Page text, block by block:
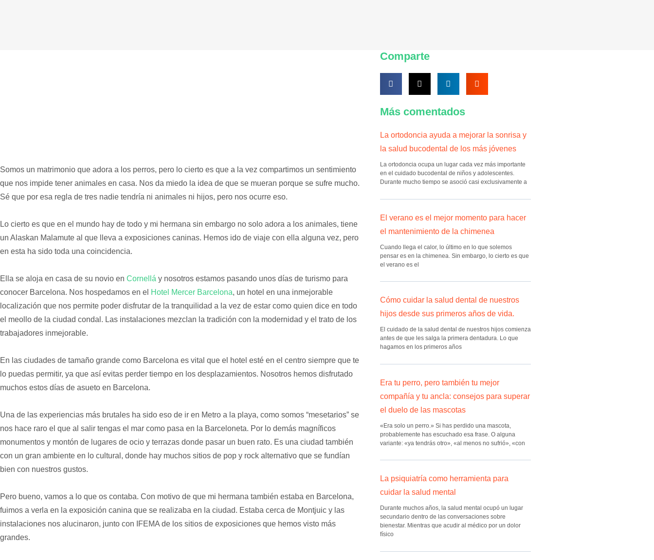
Somos un matrimonio que adora a los perros, pero lo cierto es que a la vez compartimos un sentimiento
que nos impide tener animales en casa. Nos da miedo la idea de que se mueran porque se sufre mucho.
Sé que por esa regla de tres nadie tendría ni animales ni hijos, pero nos ocurre eso.
Lo cierto es que en el mundo hay de todo y mi hermana sin embargo no solo adora a los animales, tiene
un Alaskan Malamute al que lleva a exposiciones caninas. Hemos ido de viaje con ella alguna vez, pero
en esta ha sido toda una coincidencia.
Ella se aloja en casa de su novio en Cornellá y nosotros estamos pasando unos días de turismo para
conocer Barcelona. Nos hospedamos en el Hotel Mercer Barcelona, un hotel en una inmejorable
localización que nos permite poder disfrutar de la tranquilidad a la vez de estar como quien dice en todo
el meollo de la ciudad condal. Las instalaciones mezclan la tradición con la modernidad y el trato de los
trabajadores inmejorable.
En las ciudades de tamaño grande como Barcelona es vital que el hotel esté en el centro siempre que te
lo puedas permitir, ya que así evitas perder tiempo en los desplazamientos. Nosotros hemos disfrutado
muchos estos días de asueto en Barcelona.
Una de las experiencias más brutales ha sido eso de ir en Metro a la playa, como somos “mesetarios” se
nos hace raro el que al salir tengas el mar como pasa en la Barceloneta. Por lo demás magníficos
monumentos y montón de lugares de ocio y terrazas donde pasar un buen rato. Es una ciudad también
con un gran ambiente en lo cultural, donde hay muchos sitios de pop y rock alternativo que se fundían
bien con nuestros gustos.
Pero bueno, vamos a lo que os contaba. Con motivo de que mi hermana también estaba en Barcelona,
fuimos a verla en la exposición canina que se realizaba en la ciudad. Estaba cerca de Montjuic y las
instalaciones nos alucinaron, junto con IFEMA de los sitios de exposiciones que hemos visto más
grandes.
Comparte
Más comentados
La ortodoncia ayuda a mejorar la sonrisa y
la salud bucodental de los más jóvenes
La ortodoncia ocupa un lugar cada vez más importante
en el cuidado bucodental de niños y adolescentes.
Durante mucho tiempo se asoció casi exclusivamente a
El verano es el mejor momento para hacer
el mantenimiento de la chimenea
Cuando llega el calor, lo último en lo que solemos
pensar es en la chimenea. Sin embargo, lo cierto es que
el verano es el
Cómo cuidar la salud dental de nuestros
hijos desde sus primeros años de vida.
El cuidado de la salud dental de nuestros hijos comienza
antes de que les salga la primera dentadura. Lo que
hagamos en los primeros años
Era tu perro, pero también tu mejor
compañía y tu ancla: consejos para superar
el duelo de las mascotas
«Era solo un perro.» Si has perdido una mascota,
probablemente has escuchado esa frase. O alguna
variante: «ya tendrás otro», «al menos no sufrió», «con
La psiquiatría como herramienta para
cuidar la salud mental
Durante muchos años, la salud mental ocupó un lugar
secundario dentro de las conversaciones sobre
bienestar. Mientras que acudir al médico por un dolor
físico